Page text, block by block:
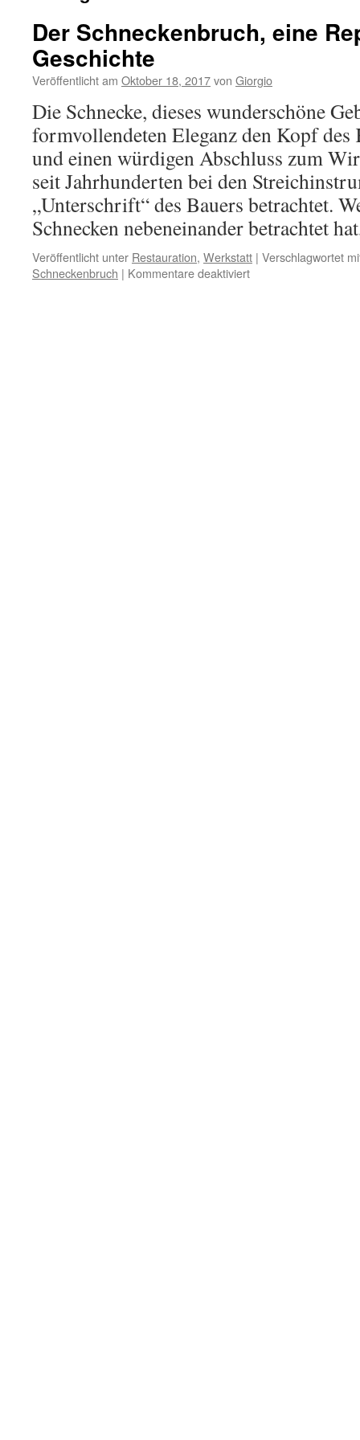
Der Schneckenbruch, eine
Geschichte
Veröffentlicht am Oktober 18, 2017von Giorgio
Die Schnecke, dieses wunderschöne
formvollendeten Eleganz den Kopf des
und einen würdigen Abschluss zum
seit Jahrhunderten bei den
„Unterschrift“ des Bauers betrachtet.
Schnecken nebeneinander betrachtet
Veröffentlicht unter Restauration, Werkstatt | Verschlagwortet
Schneckenbruch | Kommentare deaktiviertfür